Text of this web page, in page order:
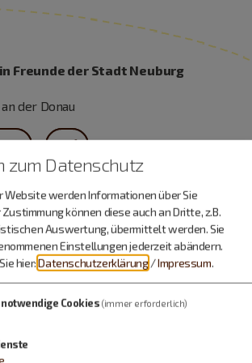
Freunde der Stadt Neuburg
der Donau
Ort
zum Datenschutz
Website werden Informationen über Sie
können diese auch an Dritte, z.B.
Auswertung, übermittelt werden. Sie
Einstellungen jederzeit abändern.
hier:Datenschutzerklärung /Impressum.
Cookies (immer erforderlich)